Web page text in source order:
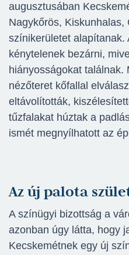
augusztusában
Nagykőrös,
színikerületet alapítanak.
kénytelenek bezárni,
hiányosságokat
nézőteret kőfallal
eltávolították,
tűzfalakat húztak a
ismét megnyílhatott az
Az új palota
A színügyi bizottság a
azonban úgy látta, hogy
Kecskemétnek egy új